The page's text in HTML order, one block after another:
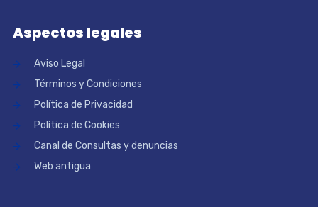
Aspectos legales
Aviso Legal
Términos y Condiciones
Política de Privacidad
Política de Cookies
Canal de Consultas y denuncias
Web antigua